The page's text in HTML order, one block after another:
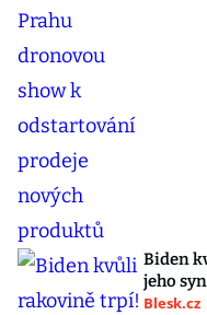
Biden
jeho
Blesk.cz